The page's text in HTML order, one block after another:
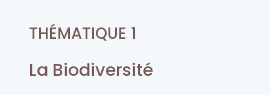
THÉMATIQUE 1
La Biodiversité